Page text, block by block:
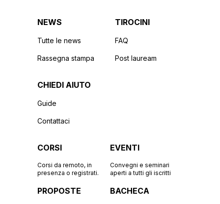
NEWS
Tutte le news
Rassegna stampa
TIROCINI
FAQ
Post lauream
CHIEDI AIUTO
Guide
Contattaci
CORSI
Corsi da remoto, in
presenza o registrati.
EVENTI
Convegni e seminari
aperti a tutti gli iscritti
PROPOSTE BACHECA